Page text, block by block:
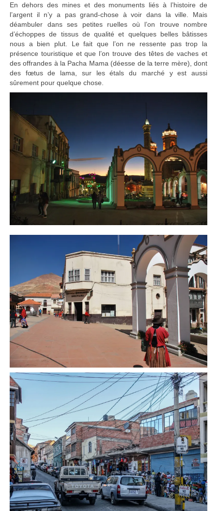
En dehors des mines et des monuments liés à l’histoire de
l’argent il n’y a pas grand-chose à voir dans la ville. Mais
déambuler dans ses petites ruelles où l’on trouve nombre
d’échoppes de tissus de qualité et quelques belles bâtisses
nous a bien plut. Le fait que l’on ne ressente pas trop la
présence touristique et que l’on trouve des têtes de vaches et
des offrandes à la Pacha Mama (déesse de la terre mère), dont
des fœtus de lama, sur les étals du marché y est aussi
sûrement pour quelque chose.